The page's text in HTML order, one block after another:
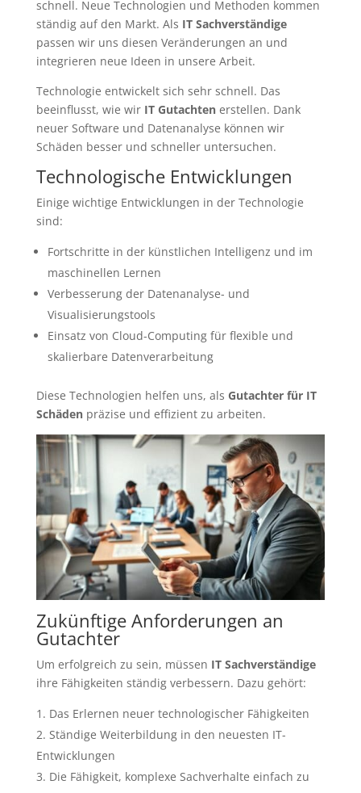
schnell. Neue Technologien und Methoden kommen
ständig auf den Markt. Als IT Sachverständige
passen wir uns diesen Veränderungen an und
integrieren neue Ideen in unsere Arbeit.
Technologie entwickelt sich sehr schnell. Das
beeinflusst, wie wir IT Gutachtenerstellen. Dank
neuer Software und Datenanalyse können wir
Schäden besser und schneller untersuchen.
Technologische Entwicklungen
Einige wichtige Entwicklungen in der Technologie
sind:
Fortschritte in der künstlichen Intelligenz und im
maschinellen Lernen
Verbesserung der Datenanalyse- und
Visualisierungstools
Einsatz von Cloud-Computing für flexible und
skalierbare Datenverarbeitung
Diese Technologien helfen uns, als Gutachter für IT
Schädenpräzise und effizient zu arbeiten.
Zukünftige Anforderungen an
Gutachter
Um erfolgreich zu sein, müssen IT Sachverständige
ihre Fähigkeiten ständig verbessern. Dazu gehört:
Das Erlernen neuer technologischer Fähigkeiten
Ständige Weiterbildung in den neuesten IT-
Entwicklungen
Die Fähigkeit, komplexe Sachverhalte einfach zu